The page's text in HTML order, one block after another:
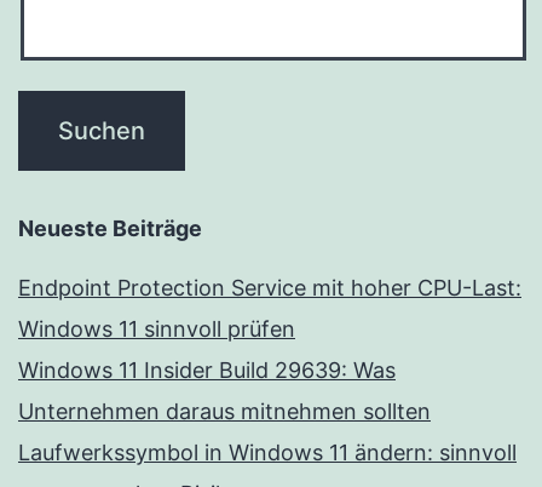
Neueste Beiträge
Endpoint Protection Service mit hoher CPU-Last:
Windows 11 sinnvoll prüfen
Windows 11 Insider Build 29639: Was
Unternehmen daraus mitnehmen sollten
Laufwerkssymbol in Windows 11 ändern: sinnvoll